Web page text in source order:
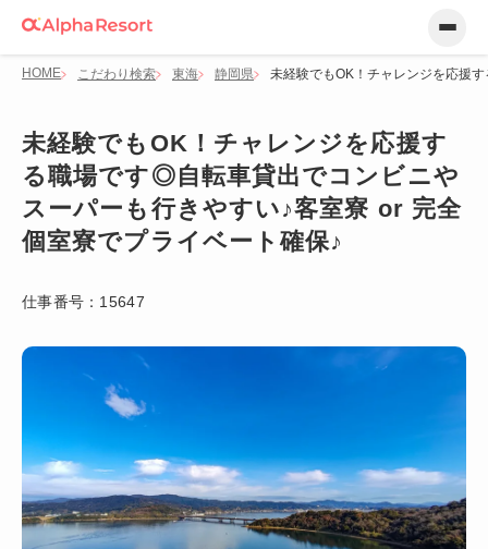
HOME こだわり検索 東海 静岡県 未経験でもOK！チャレンジを応援
未経験でもOK！チャレンジを応援す
る職場です◎自転車貸出でコンビニや
スーパーも行きやすい♪客室寮 or 完全
個室寮でプライベート確保♪
仕事番号： 15647